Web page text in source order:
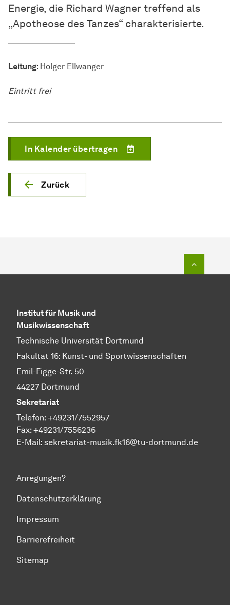
Energie, die Richard Wagner treffend als
„Apotheose des Tanzes“ charakterisierte.
Leitung: Holger Ellwanger
Eintritt frei
Zurück
In Kalender übertragen
Institut für Musik und
Musikwissenschaft
Technische Universität Dortmund
Fakultät 16: Kunst- und Sportwissenschaften
Emil-Figge-Str. 50
44227 Dortmund
Sekretariat
Telefon: +49231/7552957
Fax: +49231/7556236
E-Mail: sekretariat-musik.fk16@tu-dortmund.de
Anregungen?
Datenschutzerklärung
Impressum
Barrierefreiheit
Sitemap